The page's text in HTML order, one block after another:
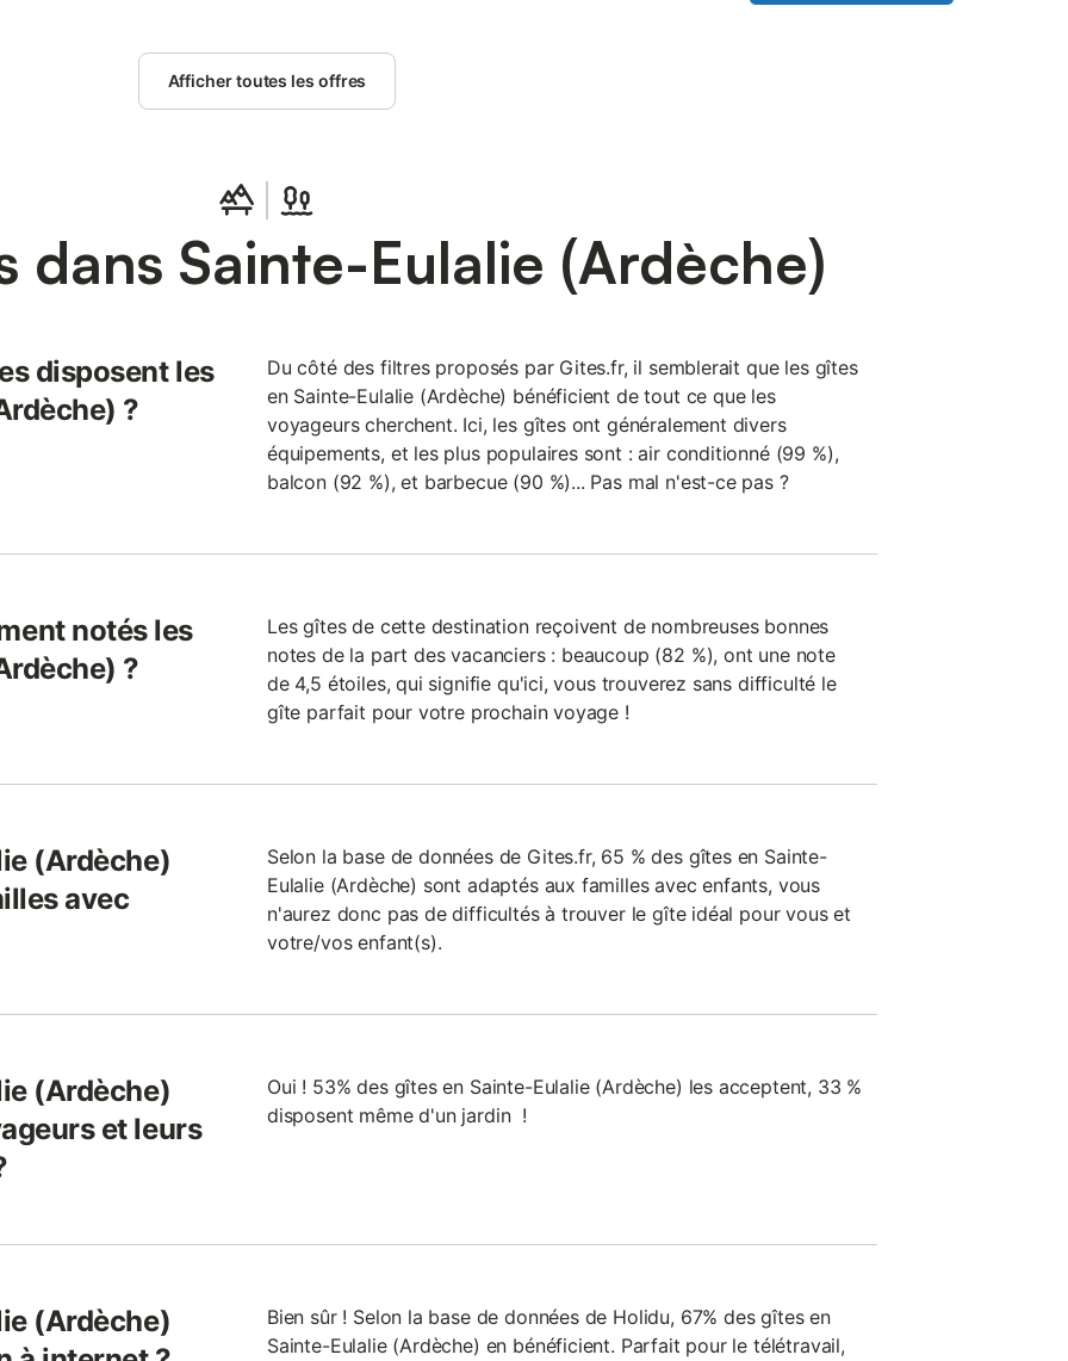
Afficher toutes les offres
dans Sainte-Eulalie (Ardèche)
disposent les
?
Du côté des filtres proposés par Gites.fr, il semblerait que les gîtes
en Sainte-Eulalie (Ardèche) bénéficient de tout ce que les
voyageurs cherchent. Ici, les gîtes ont généralement divers
équipements, et les plus populaires sont : air conditionné (99 %),
balcon (92 %), et barbecue (90 %)... Pas mal n'est-ce pas ?
notés les
?
Les gîtes de cette destination reçoivent de nombreuses bonnes
notes de la part des vacanciers : beaucoup (82 %), ont une note
de 4,5 étoiles, qui signifie qu'ici, vous trouverez sans difficulté le
gîte parfait pour votre prochain voyage !
(Ardèche)
avec
Selon la base de données de Gites.fr, 65 % des gîtes en Sainte-
Eulalie (Ardèche) sont adaptés aux familles avec enfants, vous
n'aurez donc pas de difficultés à trouver le gîte idéal pour vous et
votre/vos enfant(s).
(Ardèche)
et leurs
Oui ! 53% des gîtes en Sainte-Eulalie (Ardèche) les acceptent, 33 %
disposent même d'un jardin !
(Ardèche)
Bien sûr ! Selon la base de données de Holidu, 67% des gîtes en
Sainte-Eulalie (Ardèche) en bénéficient. Parfait pour le télétravail,